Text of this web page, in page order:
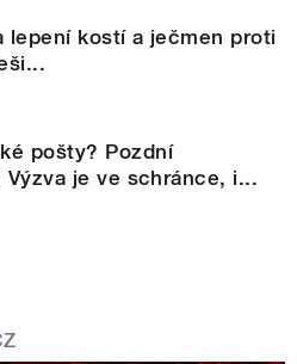
lepení kostí a ječmen proti
pošty? Pozdní
Výzva je ve schránce, i...